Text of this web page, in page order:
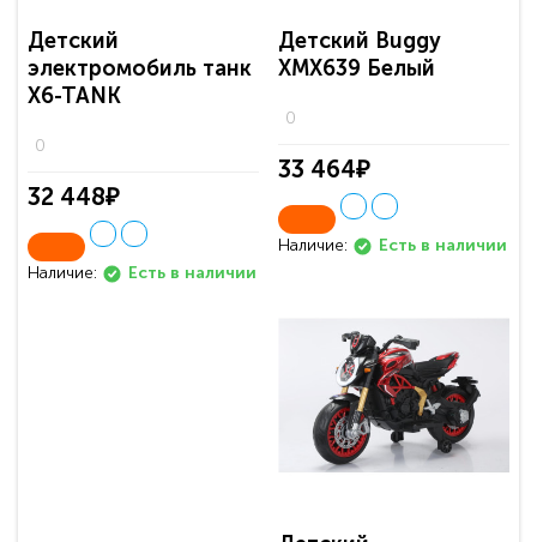
Детский
электромобиль танк
X6-TANK
0
32 448₽
Наличие: Есть в наличии
Детский Buggy
ХМХ639 Белый
0
33 464₽
Наличие: Есть в наличии